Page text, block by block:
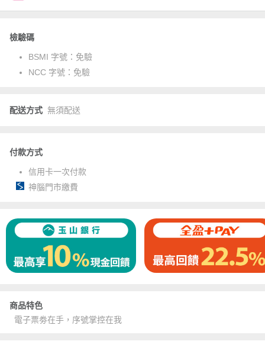
檢驗碼
BSMI 字號： 免驗
NCC 字號： 免驗
配送方式 無須配送
付款方式
信用卡一次付款
神腦門市繳費
商品特色
電子票劵在手，序號掌控在我